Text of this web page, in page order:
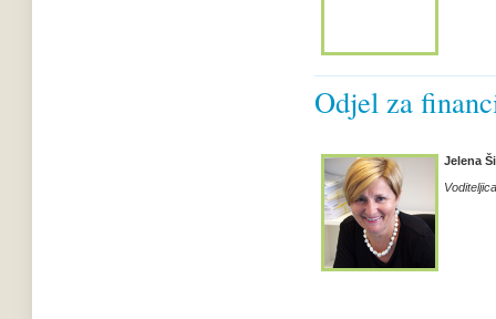
Odjel za
Jelena